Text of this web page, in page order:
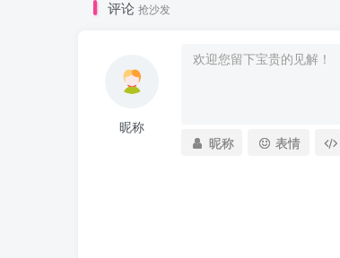
评论 抢沙发
昵称
昵称 表情